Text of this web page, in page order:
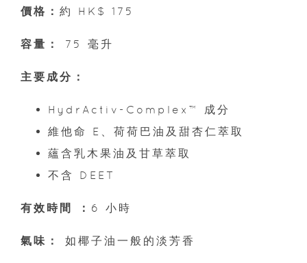
價格： 約 HK$ 175
容量： 75 毫升
主要成分：
HydrActiv-Complex™ 成分
維他命 E、荷荷巴油及甜杏仁萃取
蘊含乳木果油及甘草萃取
不含 DEET
有效時間 ： 6 小時
氣味： 如椰子油一般的淡芳香